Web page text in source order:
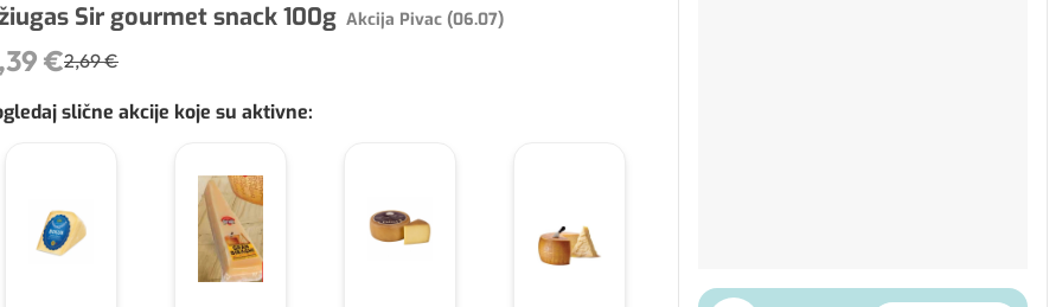
Sir gourmet snack 100g Akcija Pivac (06.07)
€2,69 €
slične akcije koje su aktivne: